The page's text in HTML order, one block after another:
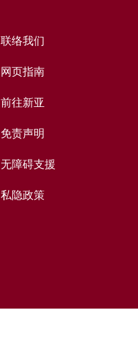
联络我们
网页指南
前往新亚
免责声明
无障碍支援
私隐政策